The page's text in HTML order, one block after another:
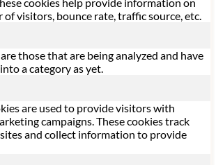
visitors, bounce rate, traffic source, etc.
those that are being analyzed and have
a category as yet.
are used to provide visitors with
campaigns. These cookies track
and collect information to provide